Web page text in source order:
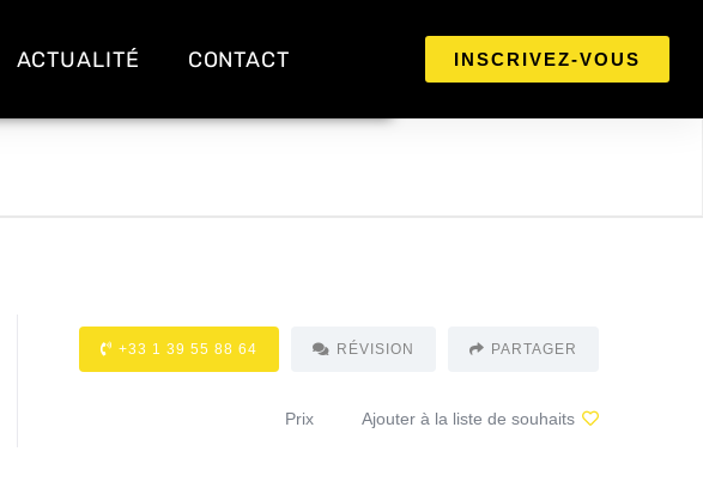
ACTUALITÉ CONTACT INSCRIVEZ-VOUS
+33 1 39 55 88 64 RÉVISION PARTAGER
Prix Ajouter à la liste de souhaits